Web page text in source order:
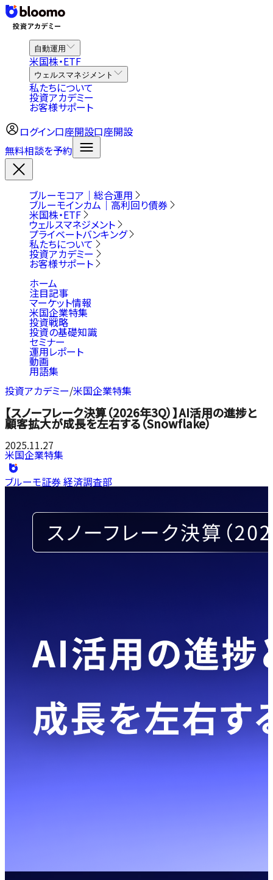
自動運用
米国株・ETF
ウェルスマネジメント
私たちについて
投資アカデミー
お客様サポート
ログイン口座開設口座開設
無料相談を予約
ブルーモコア｜総合運用
ブルーモインカム｜高利回り債券
米国株・ETF
ウェルスマネジメント
プライベートバンキング
私たちについて
投資アカデミー
お客様サポート
ホーム
注目記事
マーケット情報
米国企業特集
投資戦略
投資の基礎知識
セミナー
運用レポート
動画
用語集
投資アカデミー/米国企業特集
【スノーフレーク決算（2026年3Q）】AI活用の進捗と
顧客拡大が成長を左右する（Snowflake）
2025.11.27
米国企業特集
ブルーモ証券 経済調査部